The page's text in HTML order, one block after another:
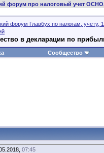
форум про налоговый учет
форум Главбух по налогам, учету,
в декларации по
Сообщество
07:45